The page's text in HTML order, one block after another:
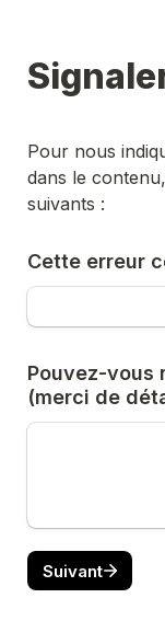
Pour nous
dans le
suivants :
Cette erreur
Pouvez-vous
(merci de
Suivant